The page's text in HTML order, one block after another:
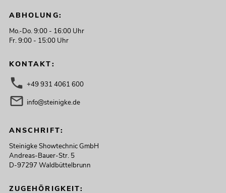
ABHOLUNG:
Mo.-Do. 9:00 - 16:00 Uhr
Fr. 9:00 - 15:00 Uhr
KONTAKT:
+49 931 4061 600
info@steinigke.de
ANSCHRIFT:
Steinigke Showtechnic GmbH
Andreas-Bauer-Str. 5
D-97297 Waldbüttelbrunn
ZUGEHÖRIGKEIT: